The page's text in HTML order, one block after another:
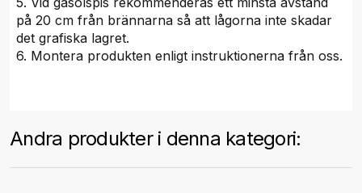
på 20 cm från brännarna så att lågorna inte skadar
det grafiska lagret.
6. Montera produkten enligt instruktionerna från oss.
Andra produkter i denna kategori: